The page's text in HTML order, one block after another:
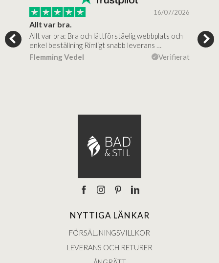
16/07/2026
Allt var bra.
Allt var bra: Bra och lättförståelig webbplats och
enkel beställning Rimligt snabb leverans …
Flemming Vedel
Verifierat
Jag
NYTTIGA LÄNKAR
FÖRSÄLJNINGSVILLKOR
LEVERANS OCH RETURER